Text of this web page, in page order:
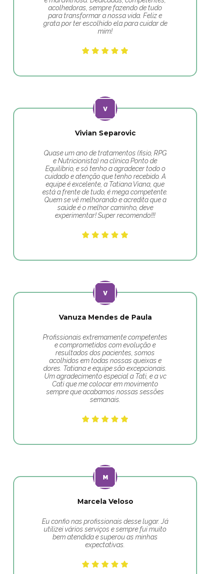
acolhedoras, sempre fazendo de tudo
para transformar a nossa vida. Feliz e
grata por ter escolhido ela para cuidar de
mim!
Vivian Separovic
Quase um ano de tratamentos (fisio, RPG
e Nutricionista) na clínica Ponto de
Equilíbrio, e só tenho a agradecer todo o
cuidado e atenção que tenho recebido. A
equipe é excelente, a Tatiana Viana, que
está a frente de tudo, é mega competente.
Quem se vê melhorando e acredita que a
saúde é o melhor caminho, deve
experimentar! Super recomendo!!!
Vanuza Mendes de Paula
Profissionais extremamente competentes
e comprometidos com evolução e
resultados dos pacientes, somos
acolhidos em todas nossas queixas e
dores. Tatiana e equipe são excepcionais.
Um agradecimento especial a Tati, e a vc
Cati que me colocar em movimento
sempre que acabamos nossas sessões
semanais.
Marcela Veloso
Eu confio nas profissionais desse lugar. Já
utilizei vários serviços e sempre fui muito
bem atendida e superou as minhas
expectativas.